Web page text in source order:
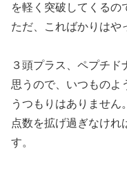
を軽く突破してくるの
ただ、こればかりはや
３頭プラス、ペプチド
思うので、いつものよ
うつもりはありません
点数を拡げ過ぎなけれ
す。